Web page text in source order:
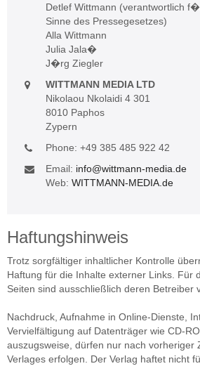
Detlef Wittmann (verantwortlich
Sinne des Pressegesetzes)
Alla Wittmann
Julia Jala�
J�rg Ziegler
WITTMANN MEDIA LTD
Nikolaou Nkolaidi 4 301
8010 Paphos
Zypern
Phone: +49 385 485 922 42
Email: info@wittmann-media.de
Web: WITTMANN-MEDIA.de
Haftungshinweis
Trotz sorgfältiger inhaltlicher Kontrolle
Haftung für die Inhalte externer Links. Für
Seiten sind ausschließlich deren Betreiber
Nachdruck, Aufnahme in Online-Dienste,
Vervielfältigung auf Datenträger wie CD-
auszugsweise, dürfen nur nach vorheriger
Verlages erfolgen. Der Verlag haftet nicht